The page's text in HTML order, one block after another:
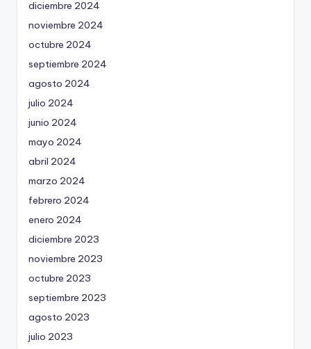
diciembre 2024
noviembre 2024
octubre 2024
septiembre 2024
agosto 2024
julio 2024
junio 2024
mayo 2024
abril 2024
marzo 2024
febrero 2024
enero 2024
diciembre 2023
noviembre 2023
octubre 2023
septiembre 2023
agosto 2023
julio 2023